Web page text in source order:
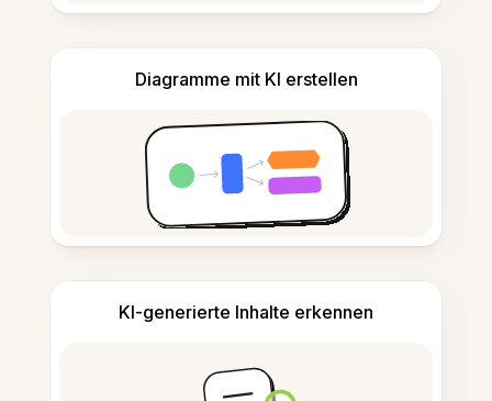
Diagramme mit KI erstellen
KI-generierte Inhalte erkennen